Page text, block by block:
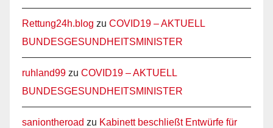
Rettung24h.blog zu COVID19 – AKTUELL
BUNDESGESUNDHEITSMINISTER
ruhland99 zu COVID19 – AKTUELL
BUNDESGESUNDHEITSMINISTER
saniontheroad zu Kabinett beschließt Entwürfe für